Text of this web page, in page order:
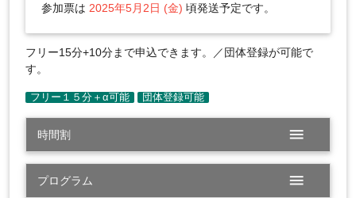
参加票は 2025年5月2日 (金) 頃発送予定です。
フリー15分+10分まで申込できます。／団体登録が可能で
す。
時間割 menu
プログラム menu